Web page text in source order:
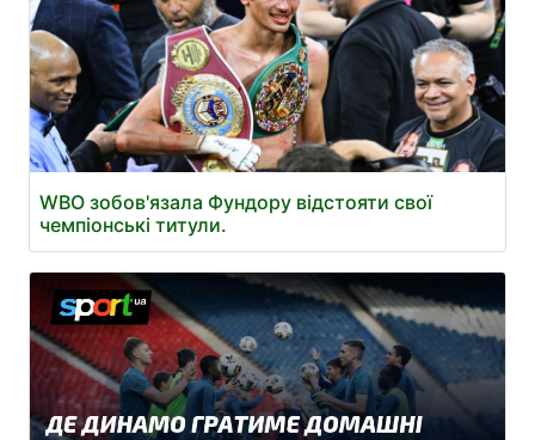
WBO зобов'язала Фундору відстояти свої
чемпіонські титули.